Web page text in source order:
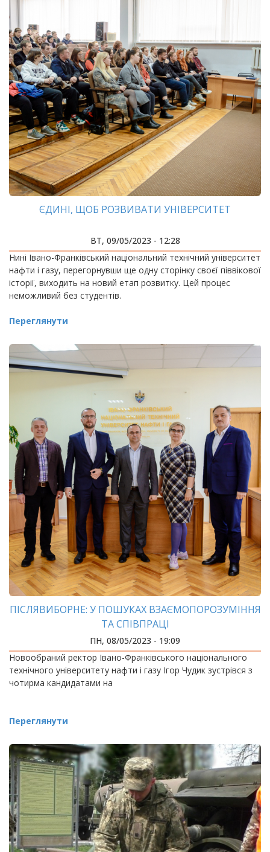
ЄДИНІ, ЩОБ РОЗВИВАТИ УНІВЕРСИТЕТ
ВТ, 09/05/2023 - 12:28
Нині Івано-Франківський національний технічний університет
нафти і газу, перегорнувши ще одну сторінку своєї піввікової
історії, виходить на новий етап розвитку. Цей процес
неможливий без студентів.
Переглянути
ПІСЛЯВИБОРНЕ: У ПОШУКАХ ВЗАЄМОПОРОЗУМІННЯ
ТА СПІВПРАЦІ
ПН, 08/05/2023 - 19:09
Новообраний ректор Івано-Франківського національного
технічного університету нафти і газу Ігор Чудик зустрівся з
чотирма кандидатами на
Переглянути